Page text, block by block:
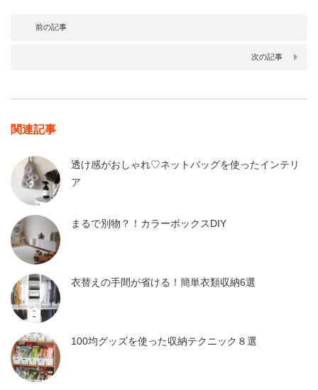
前の記事
次の記事
関連記事
透け感がおしゃれ♡ネットバッグを使ったインテリ
ア
まるで別物？！カラーボックスDIY
衣替えの手間が省ける！簡単衣類収納6選
100均グッズを使った収納テクニック８選